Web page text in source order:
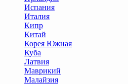
Испания
Италия
Кипр
Китай
Корея Южная
Куба
Латвия
Маврикий
Малайзия